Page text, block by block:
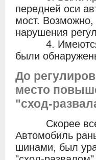
передней оси
мост. Возможно,
нарушения
4. Имеются
были
До
место
"сход-
Скорее
Автомобиль
шинами, был